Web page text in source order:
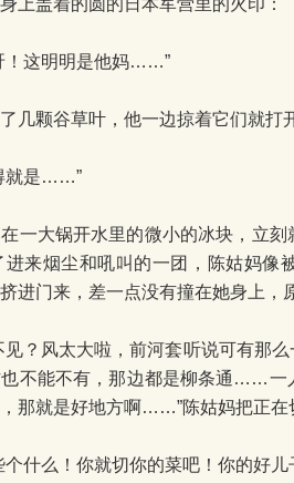
上盖着的圆的日本军营里的火印：
这明明是他妈……”
颗谷草叶，他一边掠着它们就打开
就是……”
大锅开水里的微小的冰块，立刻
来烟尘和吼叫的一团，陈姑妈像
进门来，差一点没有撞在她身上，
？风太大啦，前河套听说可有那
不能不有，那边都是柳条通……一
那就是好地方啊……”陈姑妈把正在
么！你就切你的菜吧！你的好儿